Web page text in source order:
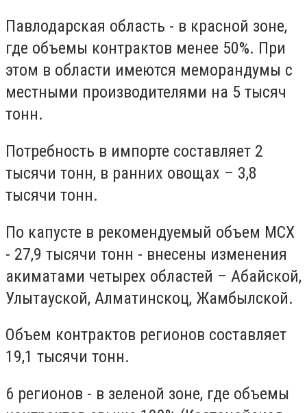
Павлодарская область - в красной зоне,
где объемы контрактов менее 50%. При
этом в области имеются меморандумы с
местными производителями на 5 тысяч
тонн.
Потребность в импорте составляет 2
тысячи тонн, в ранних овощах – 3,8
тысячи тонн.
По капусте в рекомендуемый объем МСХ
- 27,9 тысячи тонн - внесены изменения
акиматами четырех областей – Абайской,
Улытауской, Алматинскоц, Жамбылской.
Объем контрактов регионов составляет
19,1 тысячи тонн.
6 регионов - в зеленой зоне, где объемы